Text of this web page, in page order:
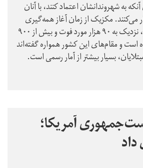
به شهروندانشان اعتماد کنند، با آنان
می‌کنند. مکزیک از زمان آغاز همه‌گیری
کووید-۱۹ در این کشور، نزدیک به ۹۰ هزار مورد فوت و بیش از ۹۰۰
است و مقام‌های این کشور همواره گفته‌اند
بسیار بیشتر از آمار رسمی است.
آمریکا؛